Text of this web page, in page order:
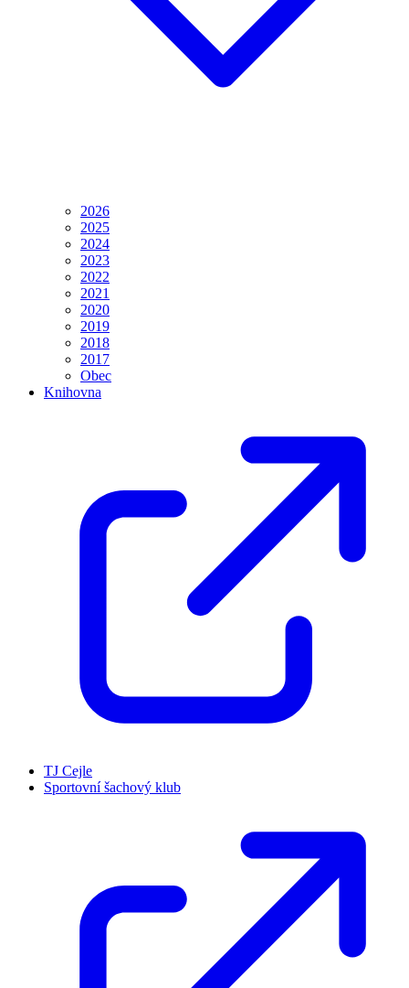
2026
2025
2024
2023
2022
2021
2020
2019
2018
2017
Obec
Knihovna
TJ Cejle
Sportovní šachový klub